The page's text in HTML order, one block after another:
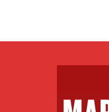
XHEKPOT VLT